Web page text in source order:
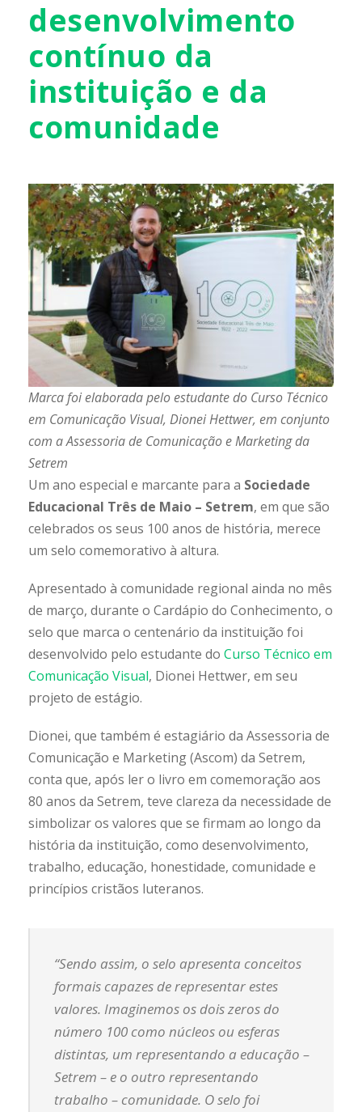
desenvolvimento
contínuo da
instituição e da
comunidade
Marca foi elaborada pelo estudante do Curso Técnico
em Comunicação Visual, Dionei Hettwer, em conjunto
com a Assessoria de Comunicação e Marketing da
Setrem
Um ano especial e marcante para a Sociedade
Educacional Três de Maio – Setrem, em que são
celebrados os seus 100 anos de história, merece
um selo comemorativo à altura.
Apresentado à comunidade regional ainda no mês
de março, durante o Cardápio do Conhecimento, o
selo que marca o centenário da instituição foi
desenvolvido pelo estudante do Curso Técnico em
Comunicação Visual, Dionei Hettwer, em seu
projeto de estágio.
Dionei, que também é estagiário da Assessoria de
Comunicação e Marketing (Ascom) da Setrem,
conta que, após ler o livro em comemoração aos
80 anos da Setrem, teve clareza da necessidade de
simbolizar os valores que se firmam ao longo da
história da instituição, como desenvolvimento,
trabalho, educação, honestidade, comunidade e
princípios cristãos luteranos.
“Sendo assim, o selo apresenta conceitos
formais capazes de representar estes
valores. Imaginemos os dois zeros do
número 100 como núcleos ou esferas
distintas, um representando a educação –
Setrem – e o outro representando
trabalho – comunidade. O selo foi